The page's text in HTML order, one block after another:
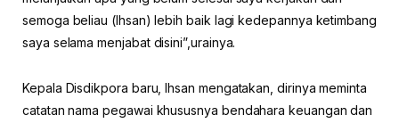
semoga beliau (Ihsan) lebih baik lagi kedepannya ketimbang
saya selama menjabat disini”,urainya.
Kepala Disdikpora baru, Ihsan mengatakan, dirinya meminta
catatan nama pegawai khususnya bendahara keuangan dan